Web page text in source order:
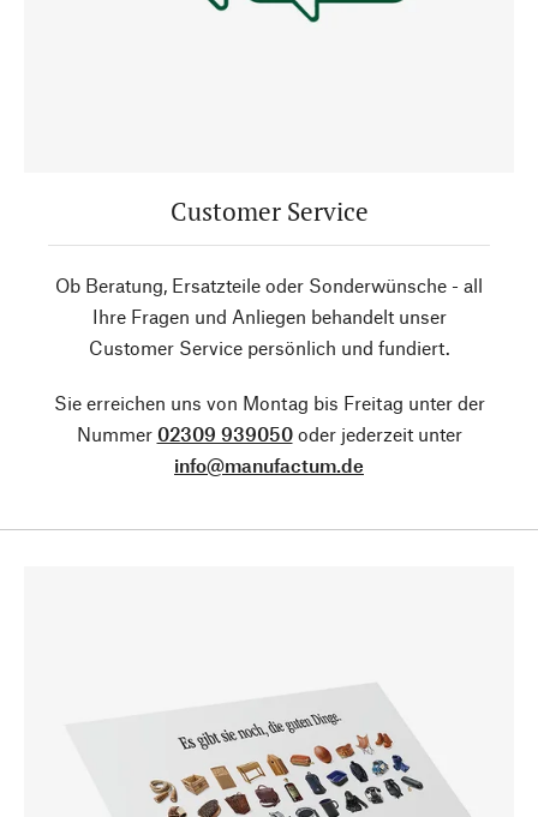
Customer Service
Ob Beratung, Ersatzteile oder Sonderwünsche - all
Ihre Fragen und Anliegen behandelt unser
Customer Service persönlich und fundiert.
Sie erreichen uns von Montag bis Freitag unter der
Nummer 02309 939050oder jederzeit unter
info@manufactum.de